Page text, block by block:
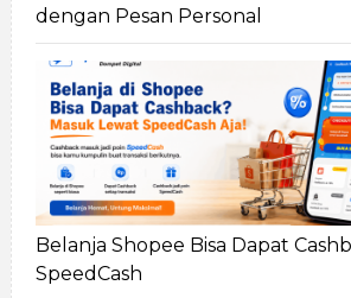
dengan Pesan Personal
Belanja Shopee Bisa Dapat
SpeedCash